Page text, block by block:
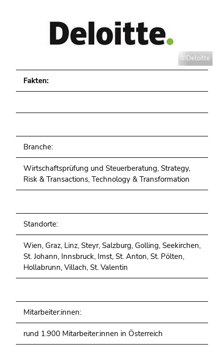
©Deloitte
Fakten:
Branche:
Wirtschaftsprüfung und Steuerberatung, Strategy,
Risk & Transactions, Technology & Transformation
Standorte:
Wien, Graz, Linz, Steyr, Salzburg, Golling, Seekirchen,
St. Johann, Innsbruck, Imst, St. Anton, St. Pölten,
Hollabrunn, Villach, St. Valentin
Mitarbeiter:innen:
rund 1.900 Mitarbeiter:innen in Österreich